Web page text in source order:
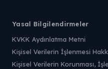
Yasal Bilgilendirmeler
KVKK Aydınlatma Metni
Kişisel Verilerin İşlenmesi
Kişisel Verilerin Korunması,